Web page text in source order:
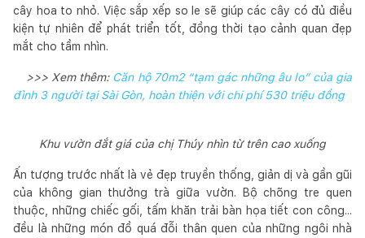
cây hoa to nhỏ. Việc sắp xếp so le sẽ giúp các cây có đủ điều
kiện tự nhiên để phát triển tốt, đồng thời tạo cảnh quan đẹp
mắt cho tầm nhìn.
>>> Xem thêm: Căn hộ 70m2 “tạm gác những âu lo” của gia
đình 3 người tại Sài Gòn, hoàn thiện với chi phí 530 triệu đồng
Khu vườn đắt giá của chị Thúy nhìn từ trên cao xuống
Ấn tượng trước nhất là vẻ đẹp truyền thống, giản dị và gần gũi
của không gian thưởng trà giữa vườn. Bộ chõng tre quen
thuộc, những chiếc gối, tấm khăn trải bàn họa tiết con công...
đều là những món đồ quá đỗi thân quen của những ngôi nhà